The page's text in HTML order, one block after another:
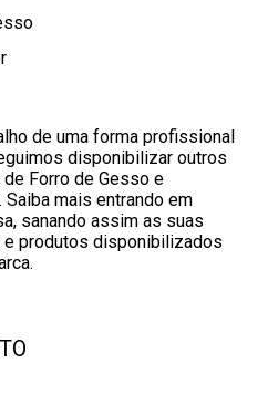
de uma forma profissional
disponibilizar outros
Forro de Gesso e
mais entrando em
sanando assim as suas
produtos disponibilizados